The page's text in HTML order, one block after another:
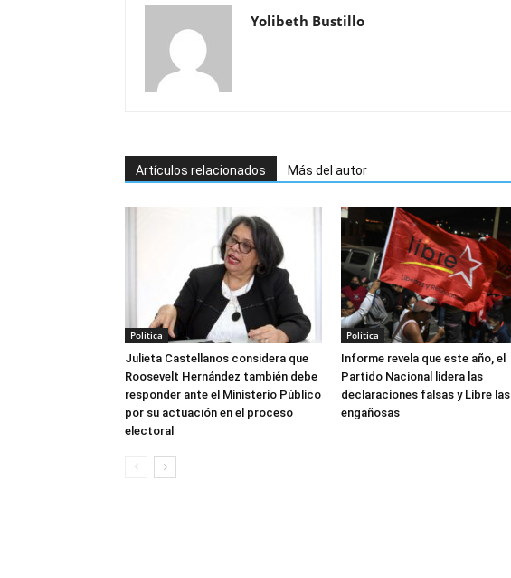
Yolibeth Bustillo
Artículos relacionados Más del autor
Política
Julieta Castellanos considera que
Roosevelt Hernández también debe
responder ante el Ministerio Público
por su actuación en el proceso
electoral
Política
Informe revela que este año, el
Partido Nacional lidera las
declaraciones falsas y Libre las
engañosas